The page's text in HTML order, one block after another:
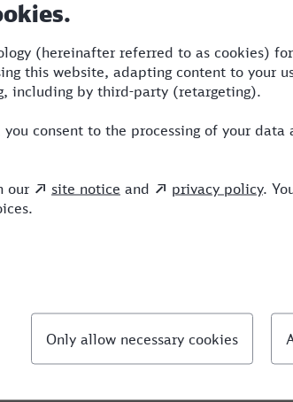
S,RE,ICE
von Bergisch Gladbach